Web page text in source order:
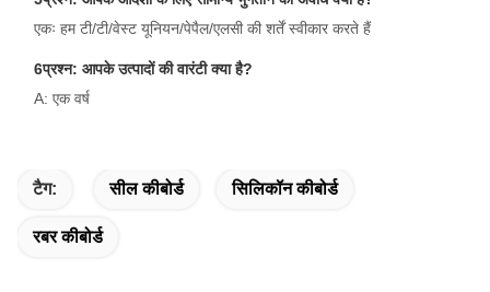
एकः हम टी/टी/वेस्ट यूनियन/पेपैल/एलसी की शर्तें स्वीकार करते हैं
6प्रश्न: आपके उत्पादों की वारंटी क्या है?
A: एक वर्ष
टैग: सील कीबोर्ड सिलिकॉन कीबोर्ड
रबर कीबोर्ड